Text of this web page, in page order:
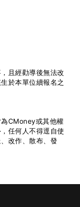
且經勸導後無法改
於本單位續報名之
CMoney或其他權
任何人不得逕自使
改作、散布、發